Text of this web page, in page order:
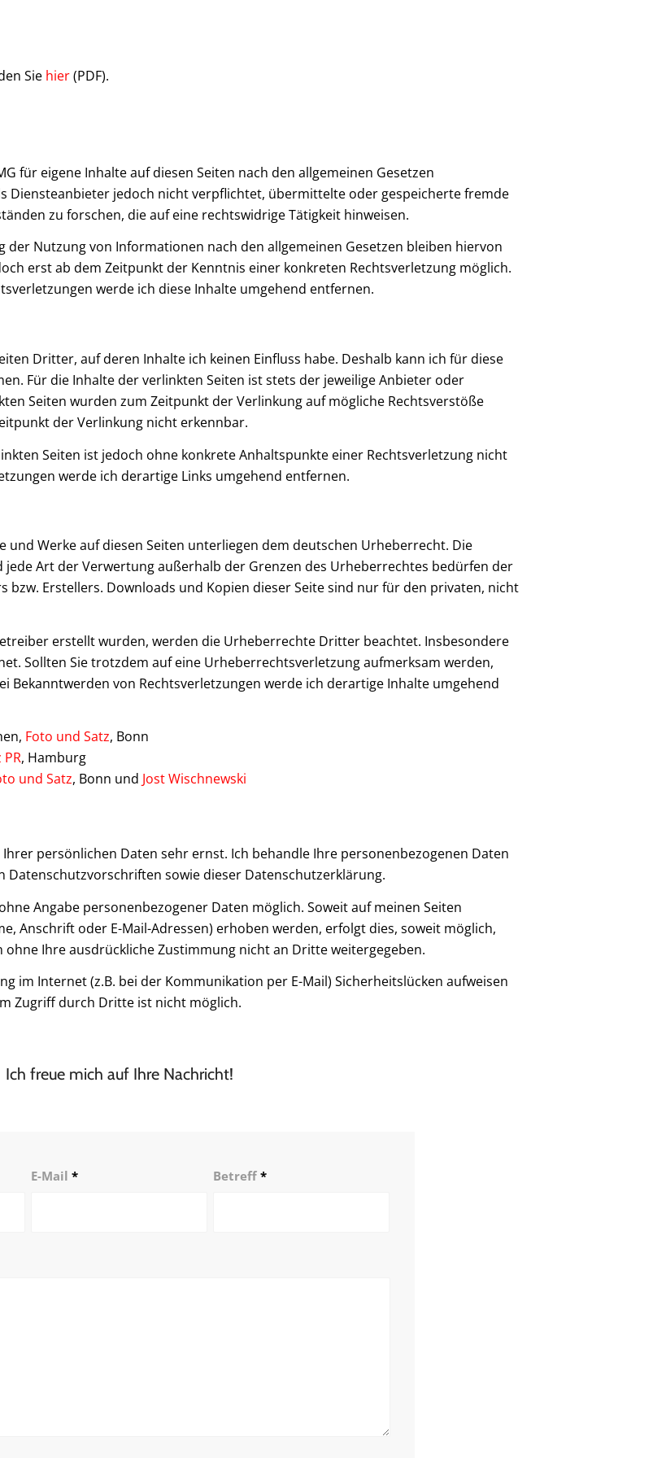
Sie hier(PDF).
für eigene Inhalte auf diesen Seiten nach den allgemeinen Gesetzen
Diensteanbieter jedoch nicht verpflichtet, übermittelte oder gespeicherte fremde
zu forschen, die auf eine rechtswidrige Tätigkeit hinweisen.
Nutzung von Informationen nach den allgemeinen Gesetzen bleiben hiervon
erst ab dem Zeitpunkt der Kenntnis einer konkreten Rechtsverletzung möglich.
werde ich diese Inhalte umgehend entfernen.
Dritter, auf deren Inhalte ich keinen Einfluss habe. Deshalb kann ich für diese
Für die Inhalte der verlinkten Seiten ist stets der jeweilige Anbieter oder
Seiten wurden zum Zeitpunkt der Verlinkung auf mögliche Rechtsverstöße
der Verlinkung nicht erkennbar.
Seiten ist jedoch ohne konkrete Anhaltspunkte einer Rechtsverletzung nicht
werde ich derartige Links umgehend entfernen.
Werke auf diesen Seiten unterliegen dem deutschen Urheberrecht. Die
Art der Verwertung außerhalb der Grenzen des Urheberrechtes bedürfen der
bzw. Erstellers. Downloads und Kopien dieser Seite sind nur für den privaten, nicht
erstellt wurden, werden die Urheberrechte Dritter beachtet. Insbesondere
Sollten Sie trotzdem auf eine Urheberrechtsverletzung aufmerksam werden,
Bekanntwerden von Rechtsverletzungen werde ich derartige Inhalte umgehend
Foto und Satz, Bonn
, Hamburg
und Satz, Bonn und Jost Wischnewski
persönlichen Daten sehr ernst. Ich behandle Ihre personenbezogenen Daten
sowie dieser Datenschutzerklärung.
Angabe personenbezogener Daten möglich. Soweit auf meinen Seiten
Anschrift oder E-Mail-Adressen) erhoben werden, erfolgt dies, soweit möglich,
Ihre ausdrückliche Zustimmung nicht an Dritte weitergegeben.
im Internet (z.B. bei der Kommunikation per E-Mail) Sicherheitslücken aufweisen
Zugriff durch Dritte ist nicht möglich.
Ich freue mich auf Ihre Nachricht!
E-Mail * Betreff *